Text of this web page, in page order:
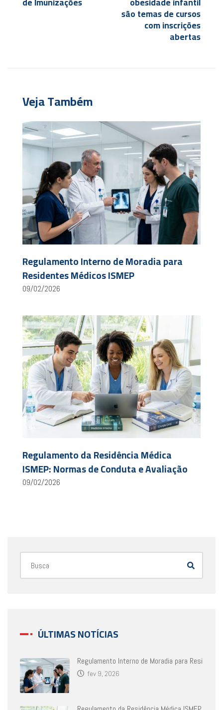
são temas de cursos
com inscrições
abertas
Veja Também
Regulamento Interno de Moradia para
Residentes Médicos ISMEP
09/02/2026
Regulamento da Residência Médica
ISMEP: Normas de Conduta e Avaliação
09/02/2026
ÚLTIMAS NOTÍCIAS
Regulamento Interno de Moradia para Resi
fev 9, 2026